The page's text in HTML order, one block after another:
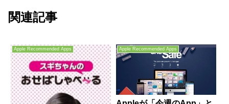
関連記事
Apple Recommended Apps Apple Recommended Apps